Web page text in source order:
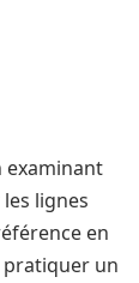
examinant
lignes
en
pratiquer un